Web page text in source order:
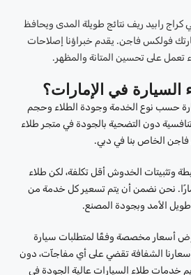
كراج رابيد ريف نتائج طويلة المدى ويحافظ
فولكس فاجن. يقدم خبراؤنا إصلاحات
تعمل على تحسين المتانة والمظهر.
السيارة في الإمارات؟
حسب نوع الخدمة وجودة الطلاء وحجم
دون التضحية بالجودة في متجر طلاء
الخاص بنا في دبي.
وتثبيتات الخدوش أقل تكلفة، لكن طلاء
نحن نضمن أن يتم تسعير كل خدمة من
الأمد وبجودة المصنع.
أسعار مخصصة وفقًا لمتطلبات سيارة
الشفافة تقضي على أي مفاجآت، دون
خدمات طلاء السيارات عالية الجودة في